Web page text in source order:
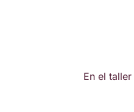
En el taller